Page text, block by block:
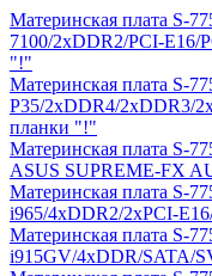
Материнская плата S-
7100/2xDDR2/PCI-E16/
"!"
Материнская плата S-
P35/2xDDR4/2xDDR3/
планки "!"
Материнская плата S-
ASUS SUPREME-FX
Материнская плата S-
i965/4xDDR2/2xPCI-
Материнская плата S-
i915GV/4xDDR/SATA/